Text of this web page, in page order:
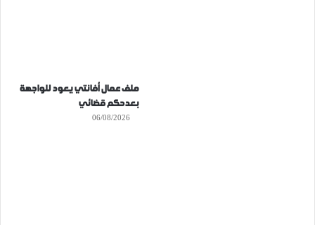
ملف عمال أفانتي يعود للواجهة
بعدحكم قضائي
06/08/2026